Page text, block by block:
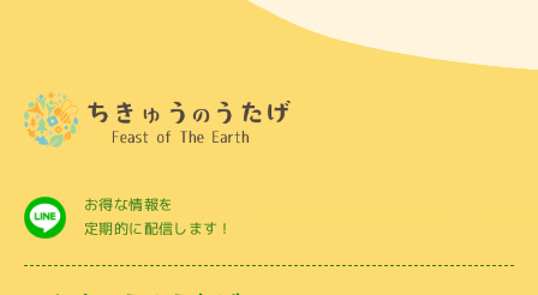
お得な情報を
定期的に配信します！